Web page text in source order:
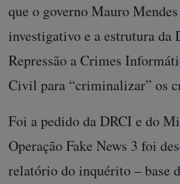
que o governo Mauro
investigativo e a estrutura da
Repressão a Crimes
Civil para “criminalizar” os
Foi a pedido da DRCI e do
Operação Fake News 3 foi
relatório do inquérito – base